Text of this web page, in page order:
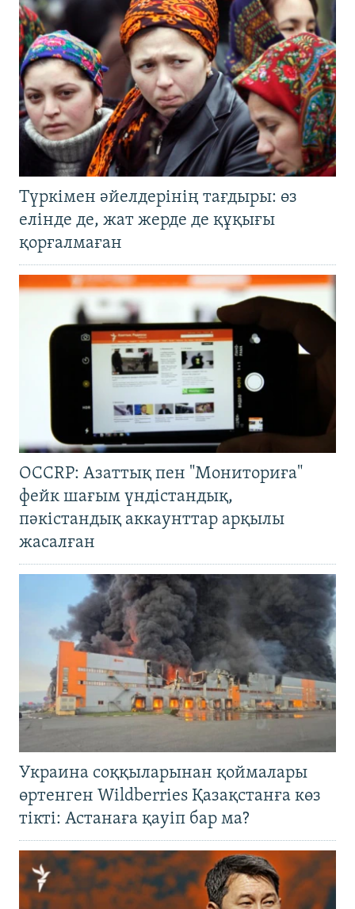
Түркімен әйелдерінің тағдыры: өз
елінде де, жат жерде де құқығы
қорғалмаған
OCCRP: Азаттық пен "Мониториға"
фейк шағым үндістандық,
пәкістандық аккаунттар арқылы
жасалған
Украина соққыларынан қоймалары
өртенген Wildberries Қазақстанға көз
тікті: Астанаға қауіп бар ма?